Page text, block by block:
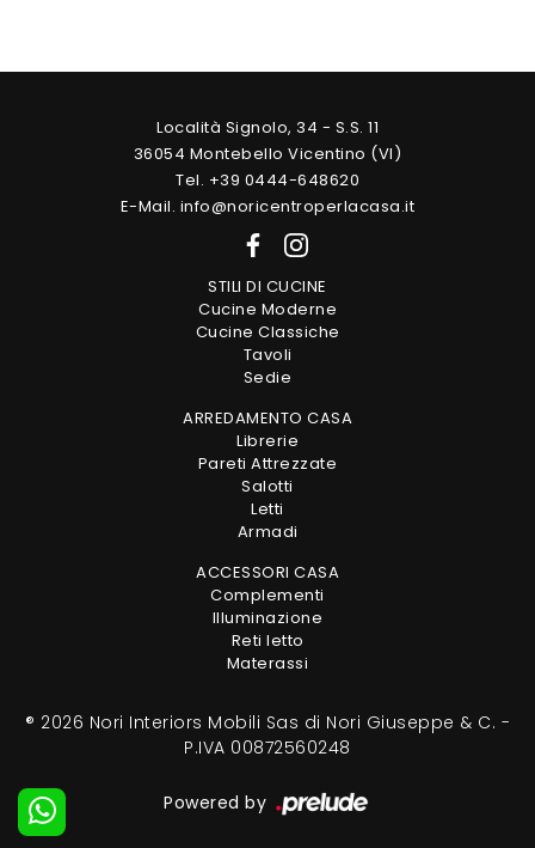
Località Signolo, 34 - S.S. 11
36054 Montebello Vicentino (VI)
Tel. +39 0444-648620
E-Mail. info@noricentroperlacasa.it
STILI DI CUCINE
Cucine Moderne
Cucine Classiche
Tavoli
Sedie
ARREDAMENTO CASA
Librerie
Pareti Attrezzate
Salotti
Letti
Armadi
ACCESSORI CASA
Complementi
Illuminazione
Reti letto
Materassi
® 2026 Nori Interiors Mobili Sas di Nori Giuseppe & C. -
P.IVA 00872560248
Powered by